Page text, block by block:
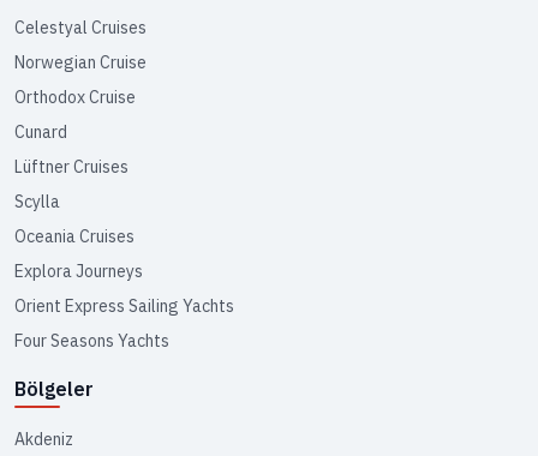
Celestyal Cruises
Norwegian Cruise
Orthodox Cruise
Cunard
Lüftner Cruises
Scylla
Oceania Cruises
Explora Journeys
Orient Express Sailing Yachts
Four Seasons Yachts
Bölgeler
Akdeniz